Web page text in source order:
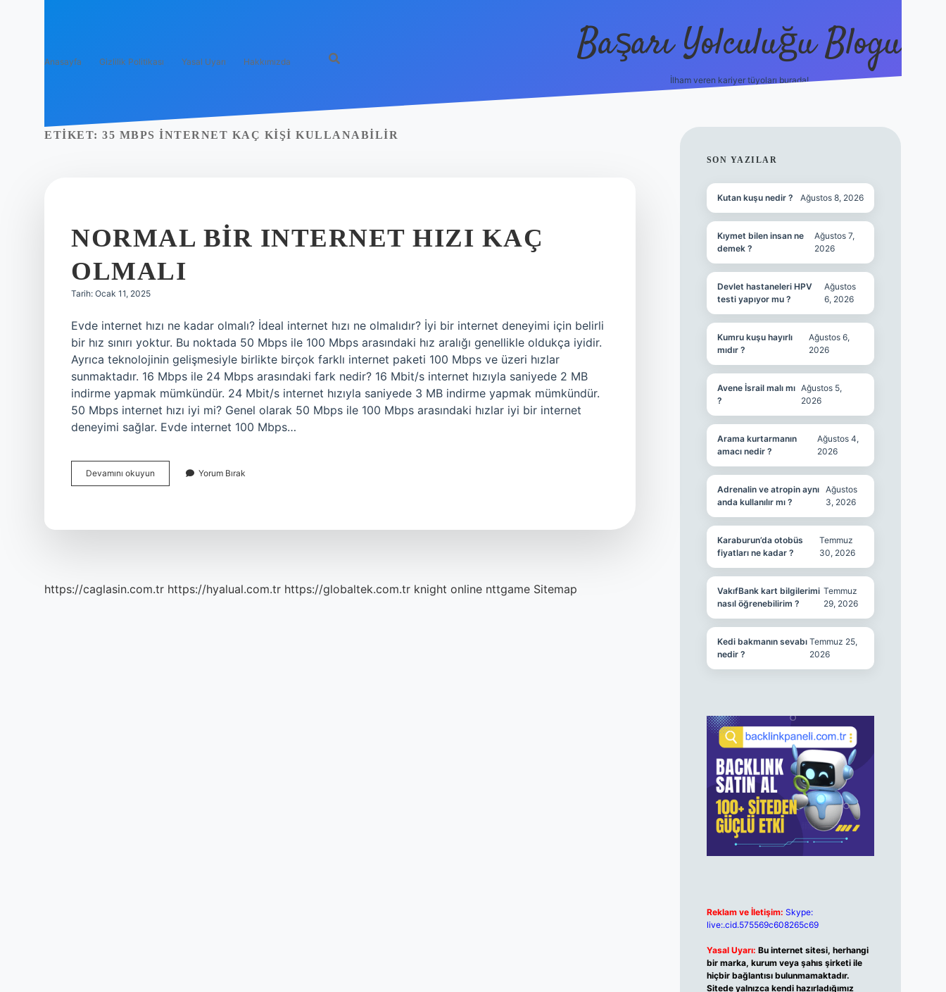
Anasayfa Gizlilik Politikası Yasal Uyarı Hakkımızda Başarı Yolculuğu Blogu
İlham veren kariyer tüyoları burada!
ETIKET: 35 MBPS INTERNET KAÇ KIŞI KULLANABILIR
NORMAL BIR INTERNET HIZI KAÇ
OLMALI
Tarih: Ocak 11, 2025
Evde internet hızı ne kadar olmalı? İdeal internet hızı ne olmalıdır? İyi bir internet deneyimi için belirli
bir hız sınırı yoktur. Bu noktada 50 Mbps ile 100 Mbps arasındaki hız aralığı genellikle oldukça iyidir.
Ayrıca teknolojinin gelişmesiyle birlikte birçok farklı internet paketi 100 Mbps ve üzeri hızlar
sunmaktadır. 16 Mbps ile 24 Mbps arasındaki fark nedir? 16 Mbit/s internet hızıyla saniyede 2 MB
indirme yapmak mümkündür. 24 Mbit/s internet hızıyla saniyede 3 MB indirme yapmak mümkündür.
50 Mbps internet hızı iyi mi? Genel olarak 50 Mbps ile 100 Mbps arasındaki hızlar iyi bir internet
deneyimi sağlar. Evde internet 100 Mbps…
Devamını okuyun
Bir
Yorum Bırak
https://caglasin.com.tr https://hyalual.com.tr https://globaltek.com.tr knight online nttgame Sitemap
SIDEBAR
SON YAZILAR
Kutan kuşu nedir ? Ağustos 8, 2026
Kıymet bilen insan ne
demek ?
Ağustos 7,
2026
Devlet hastaneleri HPV
testi yapıyor mu ?
Ağustos
6, 2026
Kumru kuşu hayırlı
mıdır ?
Ağustos 6,
2026
Avene İsrail malı mı
?
Ağustos 5,
2026
Arama kurtarmanın
amacı nedir ?
Ağustos 4,
2026
Adrenalin ve atropin aynı
anda kullanılır mı ?
Ağustos
3, 2026
Karaburun’da otobüs
fiyatları ne kadar ?
Temmuz
30, 2026
VakıfBank kart bilgilerimi
nasıl öğrenebilirim ?
Temmuz
29, 2026
Kedi bakmanın sevabı
nedir ?
Temmuz 25,
2026
Reklam ve İletişim: Skype:
live:.cid.575569c608265c69
Yasal Uyarı: Bu internet sitesi, herhangi
bir marka, kurum veya şahıs şirketi ile
hiçbir bağlantısı bulunmamaktadır.
Sitede yalnızca kendi hazırladığımız
https://